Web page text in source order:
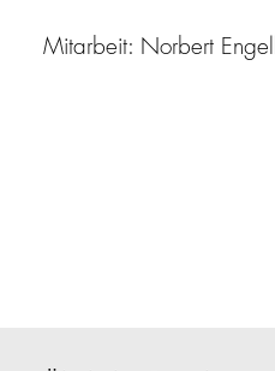
Mitarbeit: Norbert